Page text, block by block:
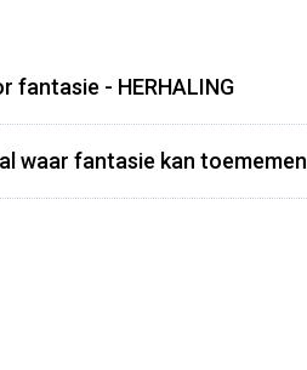
fantasie - HERHALING
waar fantasie kan toememen